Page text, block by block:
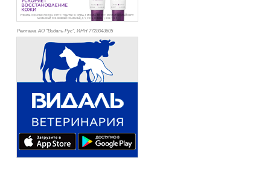
Реклама. АО "Видаль Рус", ИНН 7728043605